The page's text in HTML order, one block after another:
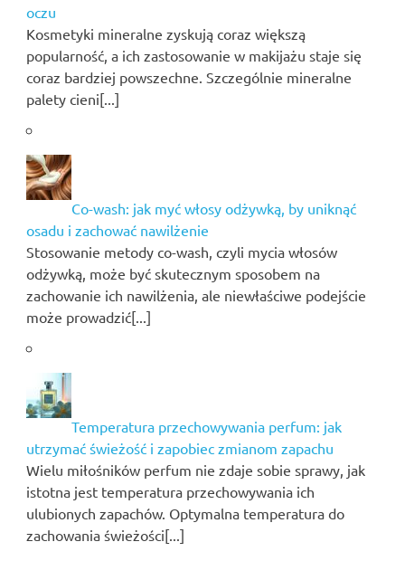
oczu
Kosmetyki mineralne zyskują coraz większą
popularność, a ich zastosowanie w makijażu staje się
coraz bardziej powszechne. Szczególnie mineralne
palety cieni[...]
Co-wash: jak myć włosy odżywką, by uniknąć
osadu i zachować nawilżenie
Stosowanie metody co-wash, czyli mycia włosów
odżywką, może być skutecznym sposobem na
zachowanie ich nawilżenia, ale niewłaściwe podejście
może prowadzić[...]
Temperatura przechowywania perfum: jak
utrzymać świeżość i zapobiec zmianom zapachu
Wielu miłośników perfum nie zdaje sobie sprawy, jak
istotna jest temperatura przechowywania ich
ulubionych zapachów. Optymalna temperatura do
zachowania świeżości[...]